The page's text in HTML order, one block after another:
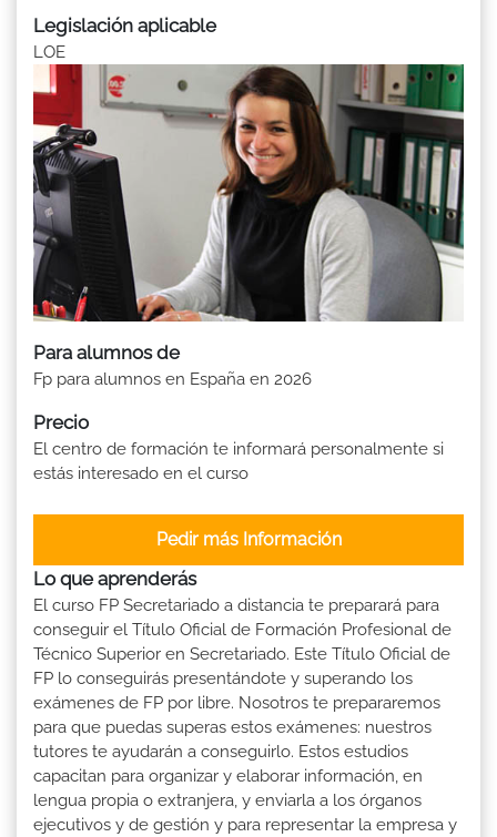
Legislación aplicable
LOE
Para alumnos de
Fp para alumnos en España en 2026
Precio
El centro de formación te informará personalmente si
estás interesado en el curso
Pedir más Información
Lo que aprenderás
El curso FP Secretariado a distancia te preparará para
conseguir el Título Oficial de Formación Profesional de
Técnico Superior en Secretariado. Este Título Oficial de
FP lo conseguirás presentándote y superando los
exámenes de FP por libre. Nosotros te prepararemos
para que puedas superas estos exámenes: nuestros
tutores te ayudarán a conseguirlo. Estos estudios
capacitan para organizar y elaborar información, en
lengua propia o extranjera, y enviarla a los órganos
ejecutivos y de gestión y para representar la empresa y